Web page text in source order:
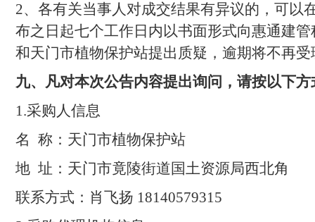
2、各有关当事人对成交结果有异议的，可以
布之日起七个工作日内以书面形式向惠通建管
和天门市植物保护站提出质疑，逾期将不再受
九、凡对本次公告内容提出询问，请按以下方
1.采购人信息
名 称： 天门市植物保护站
地 址： 天门市竟陵街道国土资源局西北角
联系方式： 肖飞扬 18140579315